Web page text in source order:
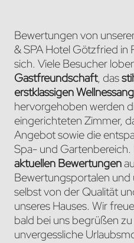
Bewertungen von
& SPA Hotel Götzfried
sich. Viele Besucher
Gastfreundschaft, das
erstklassigen
hervorgehoben werden
eingerichteten Zimmer,
Angebot sowie die
Spa- und Gartenbereich.
aktuellen Bewertungen
Bewertungsportalen und
selbst von der Qualität
unseres Hauses. Wir
bald bei uns begrüßen
unvergessliche